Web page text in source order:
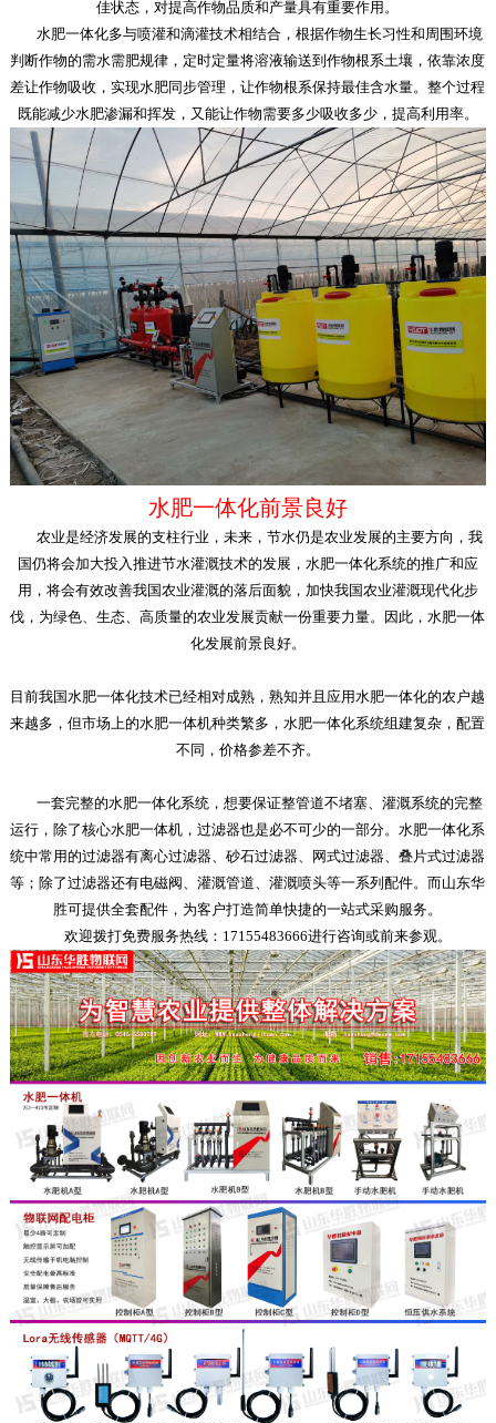
佳状态，对提高作物品质和产量具有重要作用。
水肥一体化多与喷灌和滴灌技术相结合，根据作物生长习性和周围环境
判断作物的需水需肥规律，定时定量将溶液输送到作物根系土壤，依靠浓度
差让作物吸收，实现水肥同步管理，让作物根系保持最佳含水量。整个过程
既能减少水肥渗漏和挥发，又能让作物需要多少吸收多少，提高利用率。
水肥一体化前景良好
农业是经济发展的支柱行业，未来，节水仍是农业发展的主要方向，我
国仍将会加大投入推进节水灌溉技术的发展，水肥一体化系统的推广和应
用，将会有效改善我国农业灌溉的落后面貌，加快我国农业灌溉现代化步
伐，为绿色、生态、高质量的农业发展贡献一份重要力量。因此，水肥一体
化发展前景良好。
目前我国水肥一体化技术已经相对成熟，熟知并且应用水肥一体化的农户越
来越多，但市场上的水肥一体机种类繁多，水肥一体化系统组建复杂，配置
不同，价格参差不齐。
一套完整的水肥一体化系统，想要保证整管道不堵塞、灌溉系统的完整
运行，除了核心水肥一体机，过滤器也是必不可少的一部分。水肥一体化系
统中常用的过滤器有离心过滤器、砂石过滤器、网式过滤器、叠片式过滤器
等；除了过滤器还有电磁阀、灌溉管道、灌溉喷头等一系列配件。而山东华
胜可提供全套配件，为客户打造简单快捷的一站式采购服务。
欢迎拨打免费服务热线：17155483666进行咨询或前来参观。